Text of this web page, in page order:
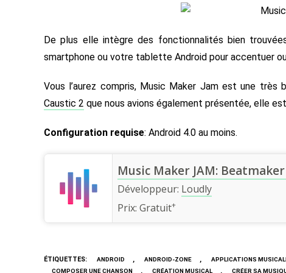
De plus elle intègre des fonctionnalités bien
smartphone ou votre tablette Android pour accentuer
Vous l’aurez compris, Music Maker Jam est une très
Caustic 2 que nous avions également présentée, elle
Configuration requise: Android 4.0 au moins.
Music Maker JAM:
Développeur: Loudly
Prix: Gratuit+
ÉTIQUETTES: ANDROID , ANDROID-ZONE , APPLICATIONS
COMPOSER UNE CHANSON , CRÉATION MUSICAL , CRÉER SA